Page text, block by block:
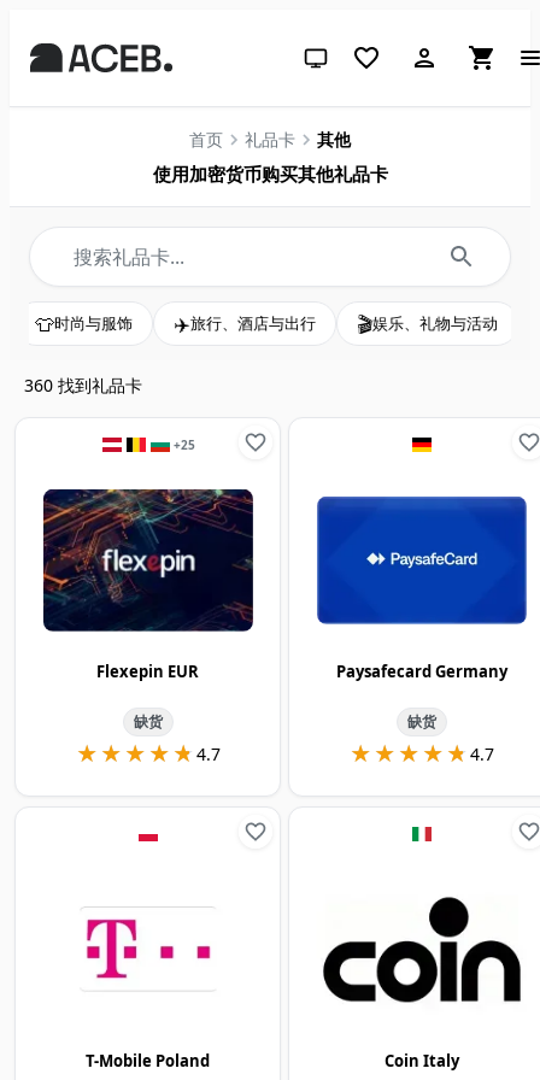
跟随系统（点击切换到浅色）
首页 礼品卡 其他
使用加密货币购买其他礼品卡
服饰 ✈️旅行、酒店与出行 🎬娱乐、礼物与活动 🏠家居与生
360 找到礼品卡
+25
Flexepin EUR
缺货
★★★★★
★★★★★ 4.7
Paysafecard Germany
缺货
★★★★★
★★★★★ 4.7
T-Mobile Poland Coin Italy